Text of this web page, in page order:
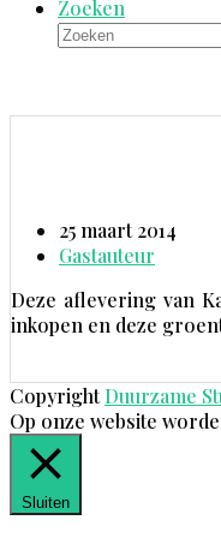
Zoeken
Zoeken
25 maart 2014
Gastauteur
Deze aflevering van
inkopen en deze
CopyrightDuurzame
Op onze website
Sluiten